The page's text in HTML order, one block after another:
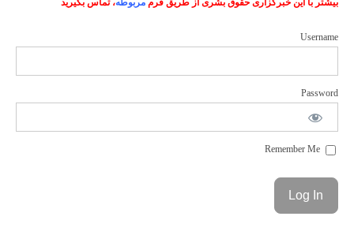
بیشتر با این خبرگزاری حقوق بشری از طریق فرم مربوطه، تماس بگیرید
Username
Password